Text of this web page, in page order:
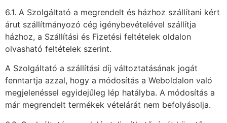
6.1. A Szolgáltató a megrendelt és házhoz szállítani kért
árut szállítmányozó cég igénybevételével szállítja
házhoz, a Szállítási és Fizetési feltételek oldalon
olvasható feltételek szerint.
A Szolgáltató a szállítási díj változtatásának jogát
fenntartja azzal, hogy a módosítás a Weboldalon való
megjelenéssel egyidejűleg lép hatályba. A módosítás a
már megrendelt termékek vételárát nem befolyásolja.